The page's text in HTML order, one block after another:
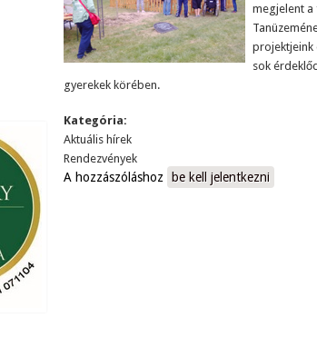
megjelent a
projektjeink
sok
gyerekek körében.
Kategória:
Aktuális hírek
Rendezvények
A hozzászóláshoz be kell jelentkezni